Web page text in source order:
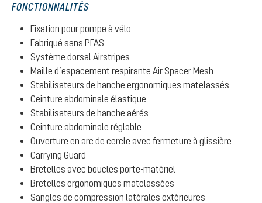
FONCTIONNALITÉS
Fixation pour pompe à vélo
Fabriqué sans PFAS
Système dorsal Airstripes
Maille d’espacement respirante Air Spacer Mesh
Stabilisateurs de hanche ergonomiques matelassés
Ceinture abdominale élastique
Stabilisateurs de hanche aérés
Ceinture abdominale réglable
Ouverture en arc de cercle avec fermeture à glissière
Carrying Guard
Bretelles avec boucles porte-matériel
Bretelles ergonomiques matelassées
Sangles de compression latérales extérieures